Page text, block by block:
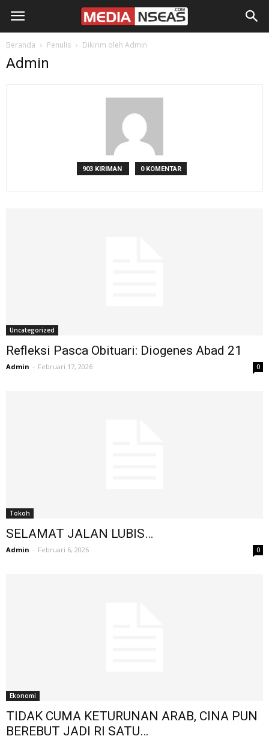
Beranda Penulis Dikirim oleh Admin
Admin
903 KIRIMAN 0 KOMENTAR
Uncategorized
Refleksi Pasca Obituari: Diogenes Abad 21
Admin - Februari 17, 2026 0
Tokoh
SELAMAT JALAN LUBIS…
Admin - Februari 6, 2026 0
Ekonomi
TIDAK CUMA KETURUNAN ARAB, CINA PUN
BEREBUT JADI RI SATU…